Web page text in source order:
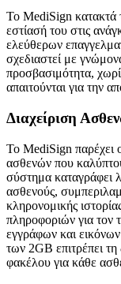
Το MediSign κατακτά
εστίασή του στις
ελεύθερων
σχεδιαστεί με
προσβασιμότητα,
απαιτούνται για την
Διαχείριση
Το MediSign παρέχει
ασθενών που
σύστημα καταγράφει
ασθενούς,
κληρονομικής
πληροφοριών για τον
εγγράφων και
των 2GB επιτρέπει
φακέλου για κάθε